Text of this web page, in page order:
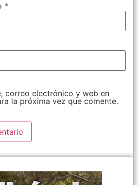
*
correo electrónico y web en
la próxima vez que comente.